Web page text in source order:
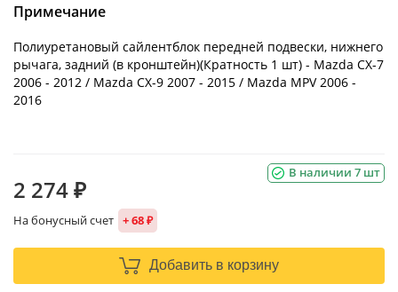
Примечание
Полиуретановый сайлентблок передней подвески, нижнего
рычага, задний (в кронштейн)(Кратность 1 шт) - Mazda CX-7
2006 - 2012 / Mazda CX-9 2007 - 2015 / Mazda MPV 2006 -
2016
В наличии 7 шт
2 274 ₽
На бонусный счет + 68 ₽
Добавить в корзину